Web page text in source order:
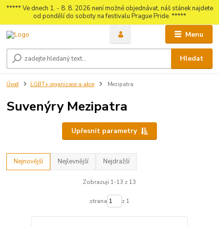
***** Ve dnech 1. - 8. 8. 2026 není možné objednávat, náš stánek najdete
od pondělí do soboty na festivalu Prague Pride. *****
Menu
Hledat
Úvod LGBT+ organizace a akce Mezipatra
Suvenýry Mezipatra
Upřesnit parametry
Nejnovější Nejlevnější Nejdražší
Zobrazuji 1-13 z 13
strana z 1